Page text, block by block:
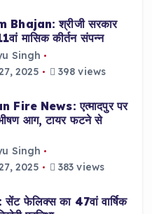
श्रीजी सरकार
मासिक कीर्तन संपन्न
Singh
2025
398 views
Fire News: एत्मादपुर पर
आग, टायर फटने से
Singh
2025
383 views
फेलिक्स का 47वां वार्षिक